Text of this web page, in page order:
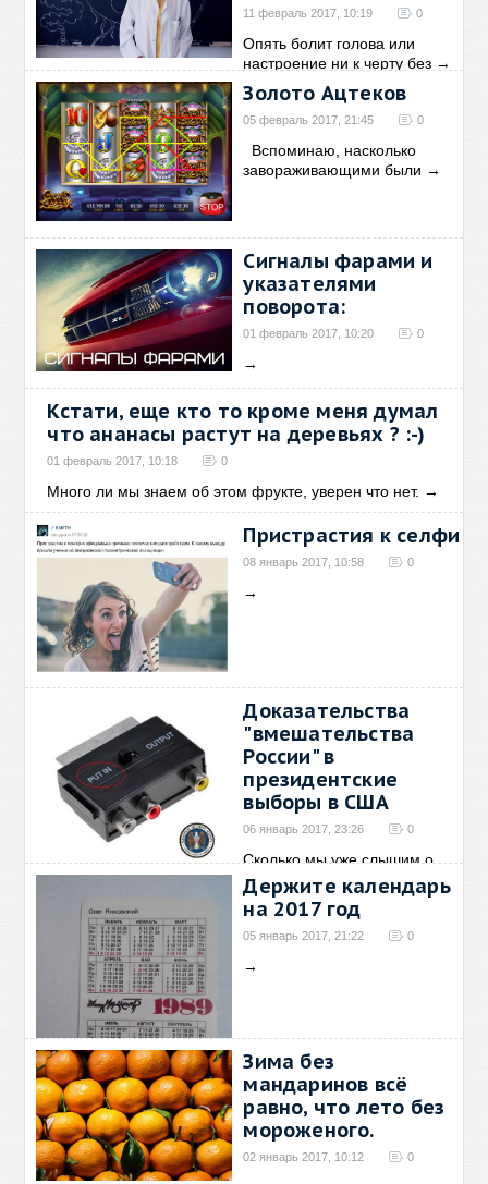
11 февраль 2017, 10:19 0
Опять болит голова или
настроение ни к черту без →
Золото Ацтеков
05 февраль 2017, 21:45 0
Вспоминаю, насколько
завораживающими были →
Сигналы фарами и
указателями
поворота:
01 февраль 2017, 10:20 0
→
Кстати, еще кто то кроме меня думал
что ананасы растут на деревьях ? :-)
01 февраль 2017, 10:18 0
Много ли мы знаем об этом фрукте, уверен что нет. →
Пристрастия к селфи
08 январь 2017, 10:58 0
→
Доказательства
"вмешательства
России" в
президентские
выборы в США
06 январь 2017, 23:26 0
Сколько мы уже слышим о
том, что это Путин→
Держите календарь
на 2017 год
05 январь 2017, 21:22 0
→
Зима без
мандаринов всё
равно, что лето без
мороженого.
02 январь 2017, 10:12 0